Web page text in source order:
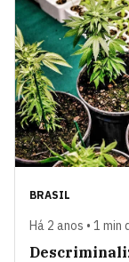
BRASIL
Há 2 anos • 1